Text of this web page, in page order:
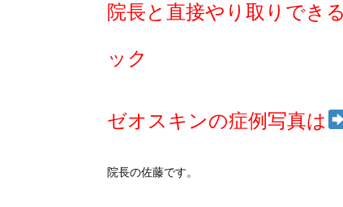
院長と直接やり取りでき
ック
ゼオスキンの症例写真は
院長の佐藤です。